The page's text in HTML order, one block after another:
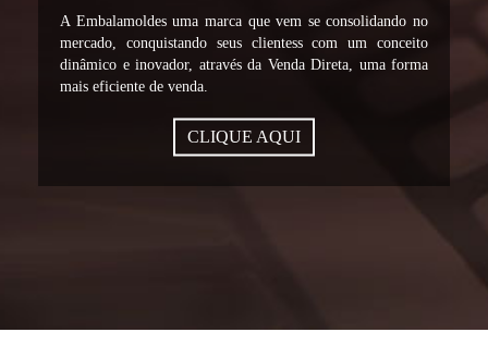
A Embalamoldes uma marca que vem se consolidando no
mercado, conquistando seus clientess com um conceito
dinâmico e inovador, através da Venda Direta, uma forma
mais eficiente de venda.
CLIQUE AQUI